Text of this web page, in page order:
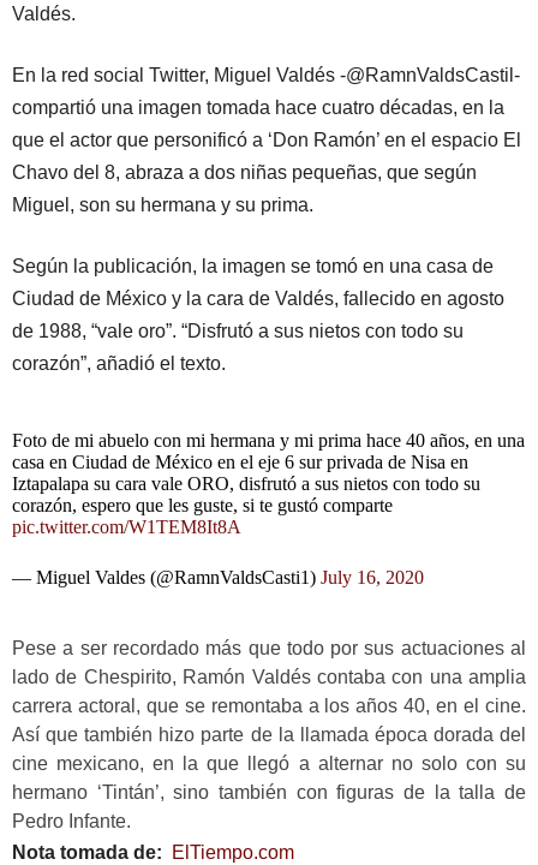
Valdés.
En la red social Twitter, Miguel Valdés -@RamnValdsCastil-
compartió una imagen tomada hace cuatro décadas, en la
que el actor que personificó a ‘Don Ramón’ en el espacio El
Chavo del 8, abraza a dos niñas pequeñas, que según
Miguel, son su hermana y su prima.
Según la publicación, la imagen se tomó en una casa de
Ciudad de México y la cara de Valdés, fallecido en agosto
de 1988, “vale oro”. “Disfrutó a sus nietos con todo su
corazón”, añadió el texto.
Foto de mi abuelo con mi hermana y mi prima hace 40 años, en una
casa en Ciudad de México en el eje 6 sur privada de Nisa en
Iztapalapa su cara vale ORO, disfrutó a sus nietos con todo su
corazón, espero que les guste, si te gustó comparte
pic.twitter.com/W1TEM8It8A
— Miguel Valdes (@RamnValdsCasti1) July 16, 2020
Pese a ser recordado más que todo por sus actuaciones al
lado de Chespirito, Ramón Valdés contaba con una amplia
carrera actoral, que se remontaba a los años 40, en el cine.
Así que también hizo parte de la llamada época dorada del
cine mexicano, en la que llegó a alternar no solo con su
hermano ‘Tintán’, sino también con figuras de la talla de
Pedro Infante.
Nota tomada de:
ElTiempo.com